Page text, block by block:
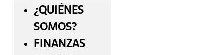
¿QUIÉNES
SOMOS?
FINANZAS